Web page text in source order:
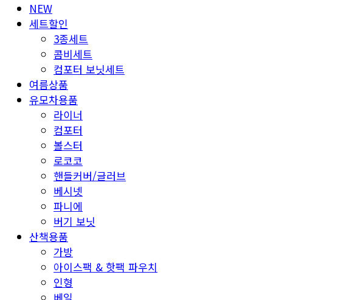
NEW
세트할인
3종세트
콤비세트
컴포터 보닛세트
여름상품
유모차용품
라이너
컴포터
볼스터
로코코
핸들커버/글러브
베시넷
파니에
버기 보닛
산책용품
가방
아이스팩 & 핫팩 파우치
인형